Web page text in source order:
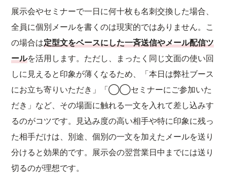
展示会やセミナーで一日に何十枚も名刺交換した場合、
全員に個別メールを書くのは現実的ではありません。こ
の場合は定型文をベースにした一斉送信やメール配信ツ
ールを活用します。ただし、まったく同じ文面の使い回
しに見えると印象が薄くなるため、「本日は弊社ブース
にお立ち寄りいただき」「◯◯セミナーにご参加いた
だき」など、その場面に触れる一文を入れて差し込みす
るのがコツです。見込み度の高い相手や特に印象に残っ
た相手だけは、別途、個別の一文を加えたメールを送り
分けると効果的です。展示会の翌営業日中までには送り
切るのが理想です。